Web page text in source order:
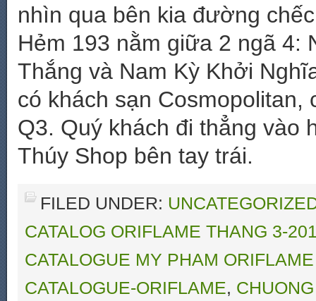
nhìn qua bên kia đường
Hẻm 193 nằm giữa 2 ngã 4:
Thắng và Nam Kỳ Khởi
có khách sạn Cosmopolitan,
Q3. Quý khách đi thẳng vào
Thúy Shop bên tay trái.
FILED UNDER:
CATALOG ORIFLAME THANG 3-
CATALOGUE MY PHAM
CATALOGUE-ORIFLAME,